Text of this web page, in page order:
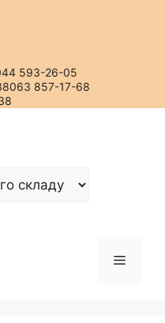
593-26-05
857-17-68
Меню